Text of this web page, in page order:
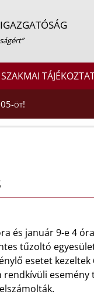
SZAKMAI
öt!
és január 9-e 4
tűzoltó
esetet kezeltek